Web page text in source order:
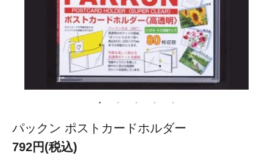
パックン ポストカードホルダー
792円(税込)